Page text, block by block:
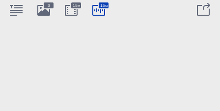
3 15м 15м